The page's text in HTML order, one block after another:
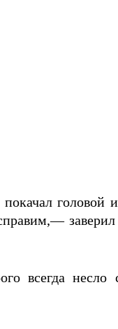
головой
всегда несло